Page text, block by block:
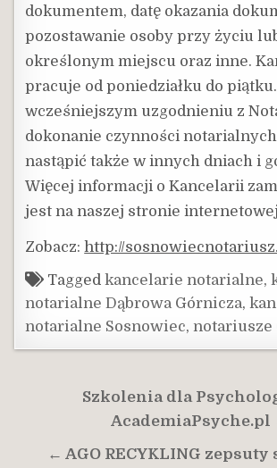
dokumentem, datę okazania
pozostawanie osoby przy życiu
określonym miejscu oraz inne.
pracuje od poniedziałku do piątku.
wcześniejszym uzgodnieniu z
dokonanie czynności
nastąpić także w innych dniach i
Więcej informacji o Kancelarii
jest na naszej stronie
Zobacz:http://
Taggedkancelarie notarialne,
notarialne Dąbrowa Górnicza,
notarialne Sosnowiec,notariusze
NawigacjaSzkolenia dla
AcademiaPsyche.pl
← AGO RECYKLING